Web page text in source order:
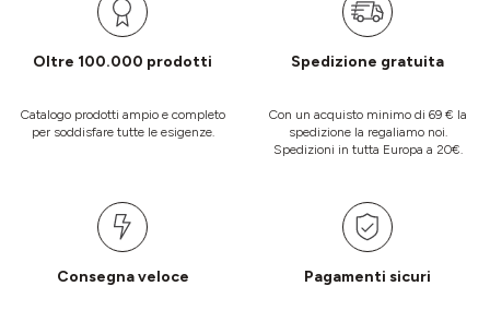
Oltre 100.000 prodotti
Catalogo prodotti ampio e completo
per soddisfare tutte le esigenze.
Spedizione gratuita
Con un acquisto minimo di 69 € la
spedizione la regaliamo noi.
Spedizioni in tutta Europa a 20€.
Consegna veloce Pagamenti sicuri